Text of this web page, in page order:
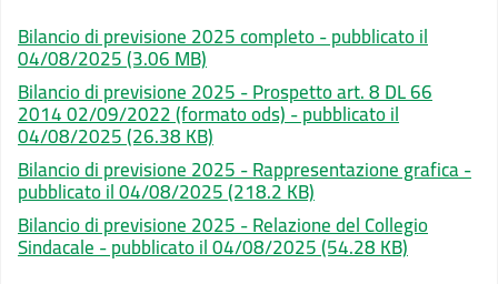
Bilancio di previsione 2025 completo - pubblicato il
04/08/2025(3.06 MB)
Bilancio di previsione 2025 - Prospetto art. 8 DL 66
2014 02/09/2022 (formato ods) - pubblicato il
04/08/2025(26.38 KB)
Bilancio di previsione 2025 - Rappresentazione grafica -
pubblicato il 04/08/2025(218.2 KB)
Bilancio di previsione 2025 - Relazione del Collegio
Sindacale - pubblicato il 04/08/2025(54.28 KB)